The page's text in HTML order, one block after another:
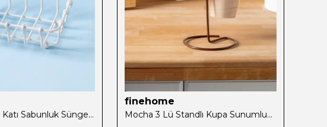
Cremma Tekli Katı Sabunluk Süngerlik
finehome
Mocha 3 Lü Standlı Kupa Sunumluk Kahve